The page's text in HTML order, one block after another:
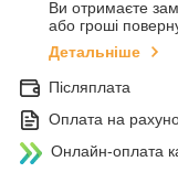
Ви отримаєте
або гроші
Детальніше
Післяплата
Оплата на
Онлайн-оплата